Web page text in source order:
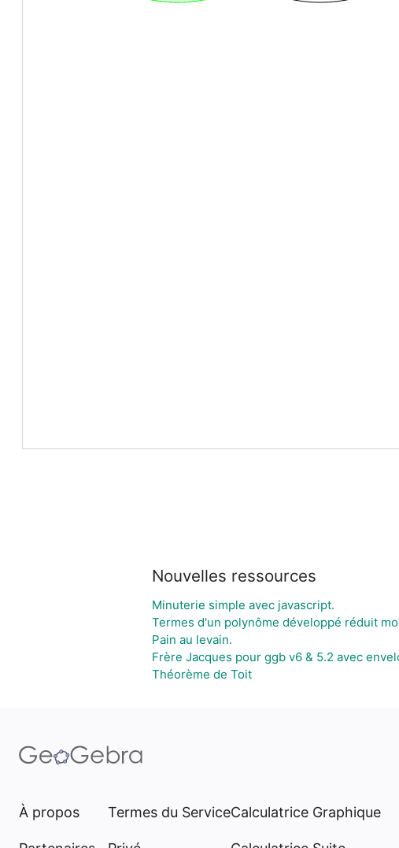
Nouvelles ressources
Minuterie simple avec javascript.
Termes d'un polynôme développé réduit
Pain au levain.
Frère Jacques pour ggb v6 & 5.2 avec
Théorème de Toit
À propos Termes du ServiceCalculatrice Graphique